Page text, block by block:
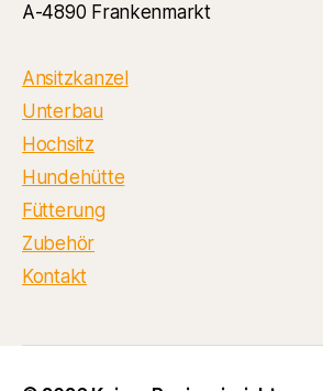
A-4890 Frankenmarkt
Ansitzkanzel
Unterbau
Hochsitz
Hundehütte
Fütterung
Zubehör
Kontakt